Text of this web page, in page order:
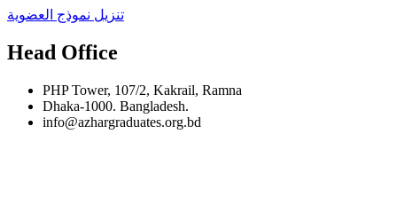
تنزيل نموذج العضوية
Head Office
PHP Tower, 107/2, Kakrail, Ramna
Dhaka-1000. Bangladesh.
info@azhargraduates.org.bd